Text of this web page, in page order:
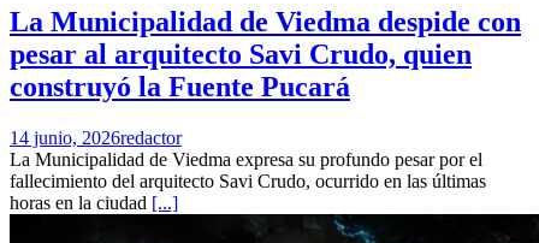
La Municipalidad de Viedma despide con
pesar al arquitecto Savi Crudo, quien
construyó la Fuente Pucará
14 junio, 2026redactor
La Municipalidad de Viedma expresa su profundo pesar por el
fallecimiento del arquitecto Savi Crudo, ocurrido en las últimas
horas en la ciudad [...]